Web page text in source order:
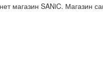
магазин SANiC. Магазин